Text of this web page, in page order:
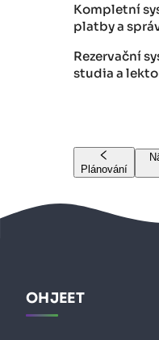
Kompletní
platby a
Rezervační
studia a
Plánování
OHJEET